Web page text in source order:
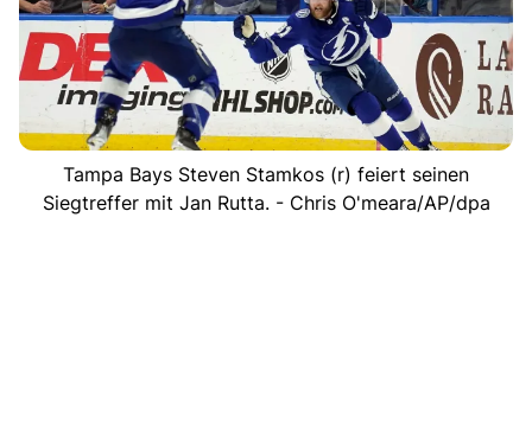
Tampa Bays Steven Stamkos (r) feiert seinen
Siegtreffer mit Jan Rutta. - Chris O'meara/AP/dpa